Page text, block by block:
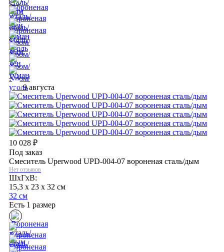
9 августа
10 028 ₽
Под заказ
Смеситель Uperwood UPD-004-07 вороненая сталь/дым
Нет отзывов
ШхГхВ:
15,3 x 23 x 32 см
32 см
Есть 1 размер